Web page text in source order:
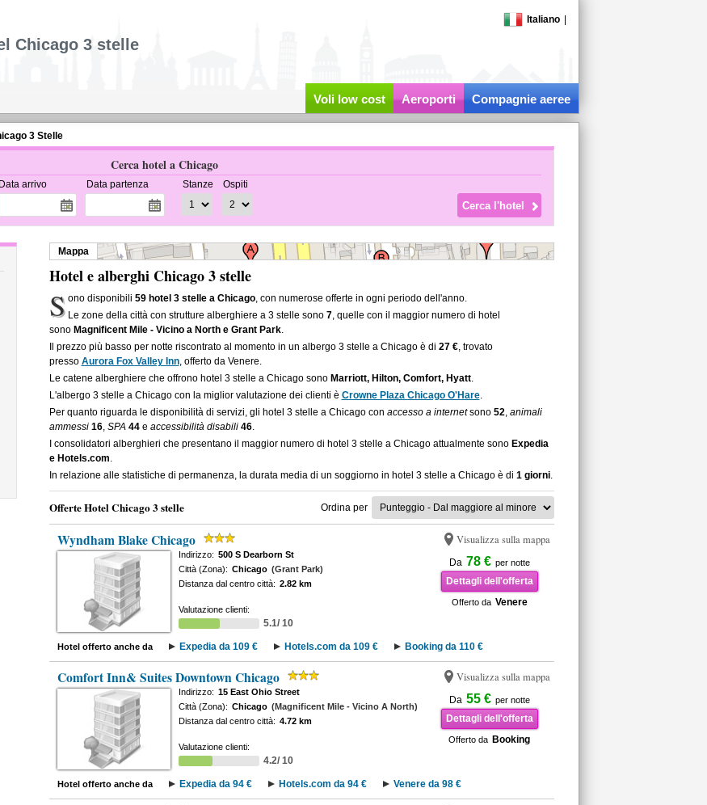
Italiano
Chicago 3 stelle
Voli low cost Aeroporti Compagnie aeree
3 Stelle
Cerca hotel a Chicago
Data arrivo Data partenza Stanze Ospiti
Mappa
Hotel e alberghi Chicago 3 stelle
S ono disponibili59 hotel 3 stelle a Chicago, con numerose offerte in ogni periodo dell'anno.
Le zone della città con strutture alberghiere a 3 stelle sono7, quelle con il maggior numero di hotel
sono Magnificent Mile - Vicino a North e Grant Park.
Il prezzo più basso per notte riscontrato al momento in un albergo 3 stelle a Chicago è di 27 €, trovato
presso Aurora Fox Valley Inn, offerto da Venere.
Le catene alberghiere che offrono hotel 3 stelle a Chicago sono Marriott, Hilton, Comfort, Hyatt.
L'albergo 3 stelle a Chicago con la miglior valutazione dei clienti è Crowne Plaza Chicago O'Hare.
Per quanto riguarda le disponibilità di servizi, gli hotel 3 stelle a Chicago con accesso a internetsono 52, animali
ammessi 16, SPA 44e accessibilità disabili 46.
I consolidatori alberghieri che presentano il maggior numero di hotel 3 stelle a Chicago attualmente sono Expedia
e Hotels.com.
In relazione alle statistiche di permanenza, la durata media di un soggiorno in hotel 3 stelle a Chicago è di 1 giorni.
Offerte Hotel Chicago 3 stelle Ordina per
Wyndham Blake Chicago Visualizza sulla mappa
Da 78 € per notte
Dettagli dell'offerta
Offerto da Venere
Indirizzo: 500 S Dearborn St
Città (Zona): Chicago (Grant Park)
Distanza dal centro città: 2.82 km
Valutazione clienti:
5.1/ 10
Hotel offerto anche da Expedia da 109 € Hotels.com da 109 € Booking da 110 €
Comfort Inn& Suites Downtown Chicago Visualizza sulla mappa
Da 55 € per notte
Dettagli dell'offerta
Offerto da Booking
Indirizzo: 15 East Ohio Street
Città (Zona): Chicago (Magnificent Mile - Vicino A North)
Distanza dal centro città: 4.72 km
Valutazione clienti:
4.2/ 10
Hotel offerto anche da Expedia da 94 € Hotels.com da 94 € Venere da 98 €